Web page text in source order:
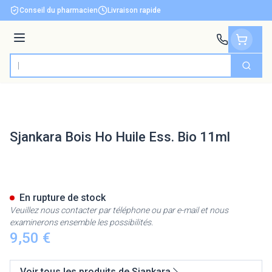
Aller au contenu
Conseil du pharmacien Livraison rapide
Menu
Rechercher
Sjankara Bois Ho Huile Ess. Bio 11ml
9,50 €
En rupture de stock
Veuillez nous contacter par téléphone ou par e-mail et nous
examinerons ensemble les possibilités.